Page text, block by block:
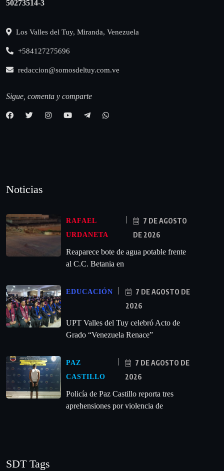
50273514-3
Los Valles del Tuy, Miranda, Venezuela
+584127275696
redaccion@somosdeltuy.com.ve
Sigue, comenta y comparte
Noticias
RAFAEL
URDANETA
7 DE AGOSTO
DE 2026
Reaparece bote de agua potable frente
al C.C. Betania en
EDUCACIÓN
7 DE AGOSTO DE
2026
UPT Valles del Tuy celebró Acto de
Grado “Venezuela Renace”
PAZ
CASTILLO
7 DE AGOSTO DE
2026
‎Policía de Paz Castillo reporta tres
aprehensiones por violencia de
SDT Tags